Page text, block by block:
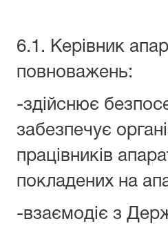
6.1. Керівник
повноважень:
-здійснює
забезпечує
працівників
покладених на
-взаємодіє з